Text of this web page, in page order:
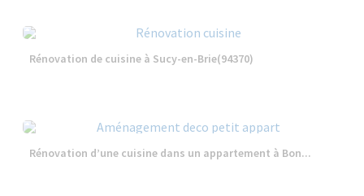
Rénovation de cuisine à Sucy-en-Brie(94370)
Rénovation d’une cuisine dans un appartement à Bon...